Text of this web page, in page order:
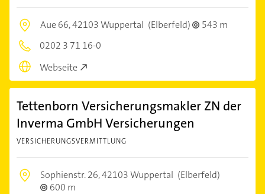
Aue 66,42103 Wuppertal (Elberfeld)
543 m
0202 3 71 16-0
Webseite
Tettenborn Versicherungsmakler ZN der
Inverma GmbH Versicherungen
VERSICHERUNGSVERMITTLUNG
Sophienstr. 26,42103 Wuppertal (Elberfeld)
600 m